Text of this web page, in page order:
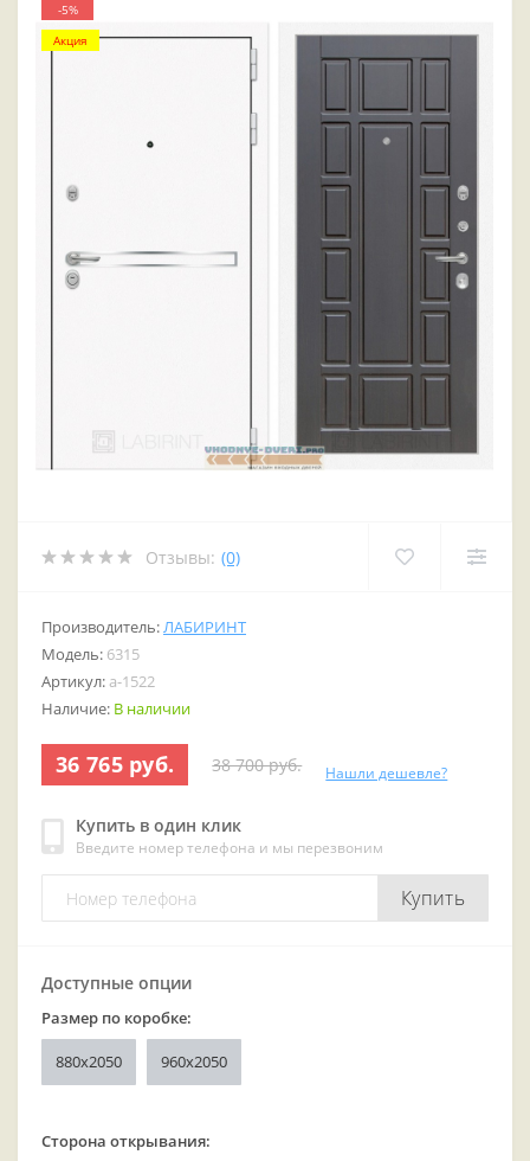
-5%
Акция
Отзывы: (0)
Производитель:ЛАБИРИНТ
Модель: 6315
Артикул: a-1522
Наличие: В наличии
36 765 руб. 38 700 руб. Нашли дешевле?
Купить в один клик
Введите номер телефона и мы перезвоним
Купить
Доступные опции
Размер по коробке:
880x2050 960x2050
Сторона открывания: